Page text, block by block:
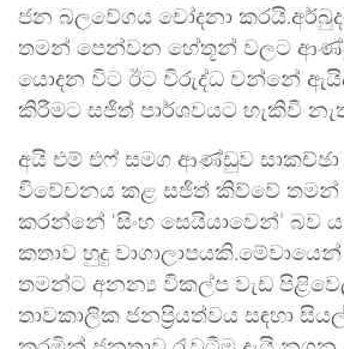
ජන බලවේගය චෝදනා
තමන් පෙන්වන හේතූන් වලට
යොදන විට ඊට විරුද්ධ වන්නේ
කිරීමට සජිත් පාර්ශවයට හැකිවී
අයි එම් එෆ් සමග ආණ්ඩුව
විවේචනය කළ සජිත් කිව්වේ තමන්
කරන්නේ ‘සිංහ සෙයියාවෙන්’ බව
කතාව හුදු
තමන්ට අනන්‍ය විකල්ප වැඩ
තාවකාලික ජනප්‍රියත්වය සඳහා